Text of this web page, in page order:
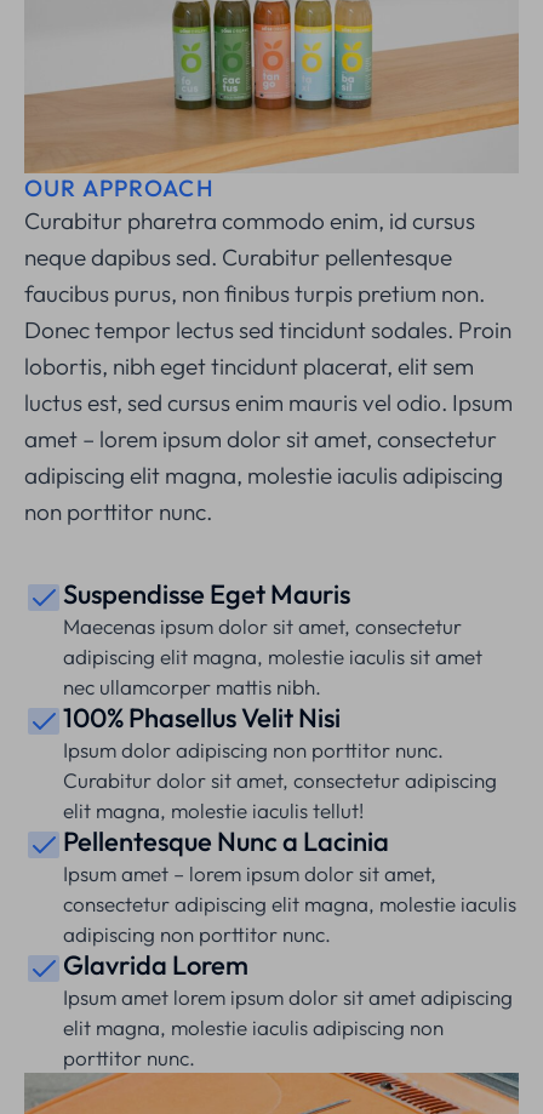
OUR APPROACH
Curabitur pharetra commodo enim, id cursus
neque dapibus sed. Curabitur pellentesque
faucibus purus, non finibus turpis pretium non.
Donec tempor lectus sed tincidunt sodales. Proin
lobortis, nibh eget tincidunt placerat, elit sem
luctus est, sed cursus enim mauris vel odio. Ipsum
amet – lorem ipsum dolor sit amet, consectetur
adipiscing elit magna, molestie iaculis adipiscing
non porttitor nunc.
Suspendisse Eget Mauris
Maecenas ipsum dolor sit amet, consectetur
adipiscing elit magna, molestie iaculis sit amet
nec ullamcorper mattis nibh.
100% Phasellus Velit Nisi
Ipsum dolor adipiscing non porttitor nunc.
Curabitur dolor sit amet, consectetur adipiscing
elit magna, molestie iaculis tellut!
Pellentesque Nunc a Lacinia
Ipsum amet – lorem ipsum dolor sit amet,
consectetur adipiscing elit magna, molestie iaculis
adipiscing non porttitor nunc.
Glavrida Lorem
Ipsum amet lorem ipsum dolor sit amet adipiscing
elit magna, molestie iaculis adipiscing non
porttitor nunc.